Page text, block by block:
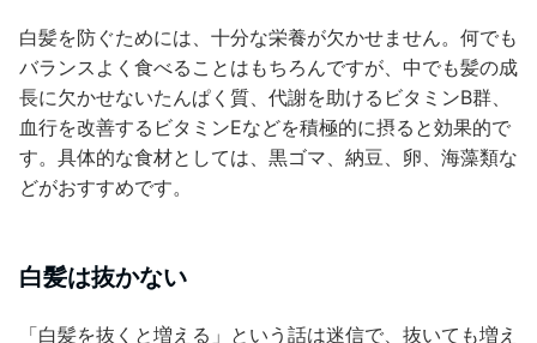
白髪を防ぐためには、十分な栄養が欠かせません。何でも
バランスよく食べることはもちろんですが、中でも髪の成
長に欠かせないたんぱく質、代謝を助けるビタミンB群、
血行を改善するビタミンEなどを積極的に摂ると効果的で
す。具体的な食材としては、黒ゴマ、納豆、卵、海藻類な
どがおすすめです。
白髪は抜かない
「白髪を抜くと増える」という話は迷信で、抜いても増え